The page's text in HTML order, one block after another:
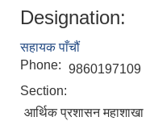
Designation:
सहायक पाँचौं
Phone: 9860197109
Section:
आर्थिक प्रशासन महाशाखा